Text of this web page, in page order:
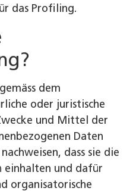
das Profiling.
dem
oder juristische
und Mittel der
Daten
dass sie die
einhalten und dafür
organisatorische